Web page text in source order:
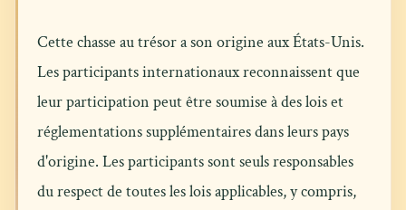
Cette chasse au trésor a son origine aux États-Unis.
Les participants internationaux reconnaissent que
leur participation peut être soumise à des lois et
réglementations supplémentaires dans leurs pays
d'origine. Les participants sont seuls responsables
du respect de toutes les lois applicables, y compris,